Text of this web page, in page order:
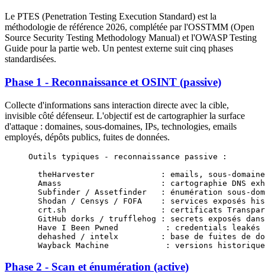
Le PTES (Penetration Testing Execution Standard) est la
méthodologie de référence 2026, complétée par l'OSSTMM (Open
Source Security Testing Methodology Manual) et l'OWASP Testing
Guide pour la partie web. Un pentest externe suit cinq phases
standardisées.
Phase 1 - Reconnaissance et OSINT (passive)
Collecte d'informations sans interaction directe avec la cible,
invisible côté défenseur. L'objectif est de cartographier la surface
d'attaque : domaines, sous-domaines, IPs, technologies, emails
employés, dépôts publics, fuites de données.
Outils typiques - reconnaissance passive :
theHarvester              : emails, sous-
Amass                     : cartographie DNS
Subfinder / Assetfinder   : énumération sous-
Shodan / Censys / FOFA    : services exposés
crt.sh                    : certificats
GitHub dorks / trufflehog : secrets exposés
Have I Been Pwned          : credentials leakés
dehashed / intelx         : base de fuites de
Wayback Machine            : versions
Phase 2 - Scan et énumération (active)